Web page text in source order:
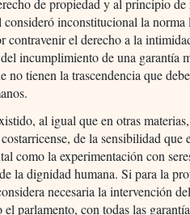
de propiedad y al principio
inconstitucional la norma
contravenir el derecho a la
del incumplimiento de una garantía
no tienen la trascendencia que
al igual que en otras
de la sensibilidad
como la experimentación con
la dignidad humana. Si para la
necesaria la intervención
el parlamento, con todas las